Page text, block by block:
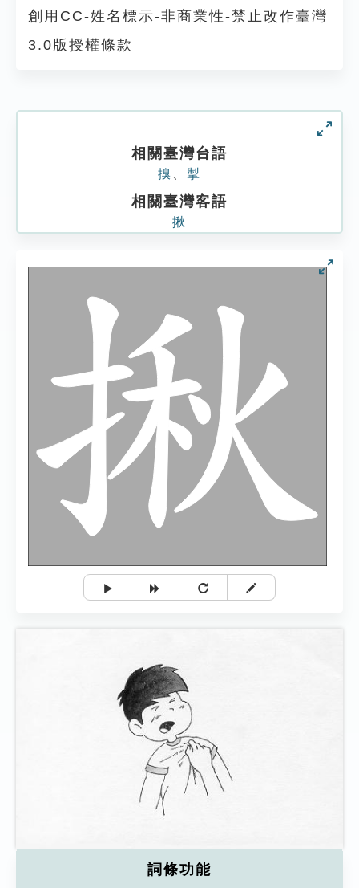
創用CC-姓名標示-非商業性-禁止改作臺灣
3.0版授權條款
相關臺灣台語
搝 掣
相關臺灣客語
揪
詞條功能